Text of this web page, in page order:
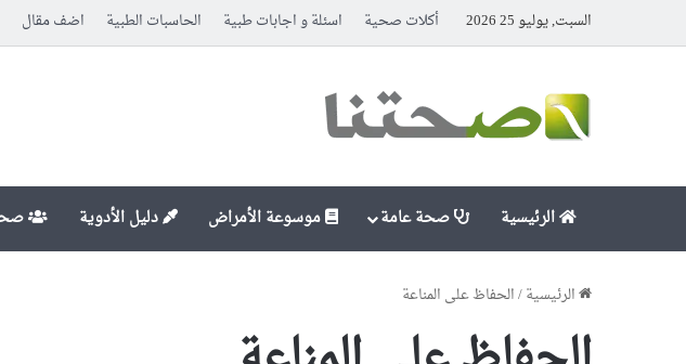
السبت, يوليو 25 2026 أكلات صحية اسئلة و اجابات طبية الحاسبات الطبية اضف مقال
الرئيسية صحة عامة موسوعة الأمراض دليل الأدوية
الرئيسية/الحفاظ على المناعة